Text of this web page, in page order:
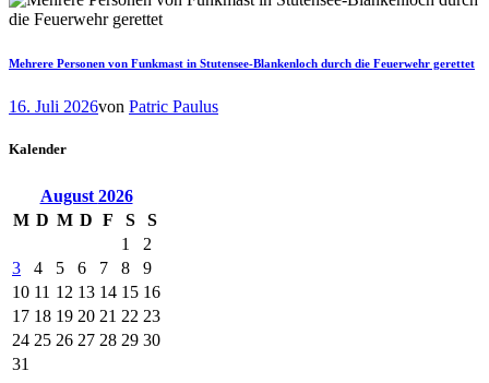
Mehrere Personen von Funkmast in Stutensee-Blankenloch durch die Feuerwehr gerettet
16. Juli 2026von Patric Paulus
Kalender
August 2026
M D M D F S
S
1
2
3
4 5 6 7 8
9
10 11 12 13 14 15 16
17 18 19 20 21 22 23
24 25 26 27 28 29 30
31